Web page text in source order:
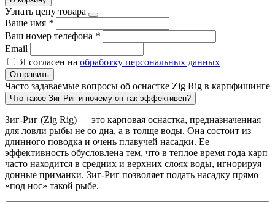
Узнать цену товара
Ваше имя *
Ваш номер телефона *
Email
Я согласен на обработку персональных данных
Отправить
Часто задаваемые вопросы об оснастке Zig Rig в карпфишинге
Что такое Зиг-Риг и почему он так эффективен?
Зиг-Риг (Zig Rig) — это карповая оснастка, предназначенная
для ловли рыбы не со дна, а в толще воды. Она состоит из
длинного поводка и очень плавучей насадки. Ее
эффективность обусловлена тем, что в теплое время года карп
часто находится в средних и верхних слоях воды, игнорируя
донные приманки. Зиг-Риг позволяет подать насадку прямо
«под нос» такой рыбе.